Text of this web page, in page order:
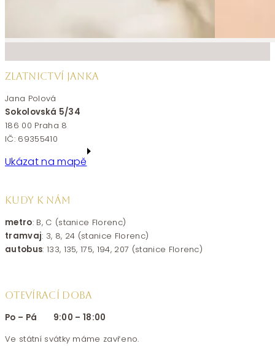
ZLATNICTVÍ JANKA
Jana Polová
Sokolovská 5/34
186 00 Praha 8
IČ: 69355410
Ukázat na mapě
KUDY K NÁM
metro: B, C (stanice Florenc)
tramvaj: 3, 8, 24 (stanice Florenc)
autobus: 133, 135, 175, 194, 207 (stanice Florenc)
OTEVÍRACÍ DOBA
Po – Pá 9:00 – 18:00
Ve státní svátky máme zavřeno.